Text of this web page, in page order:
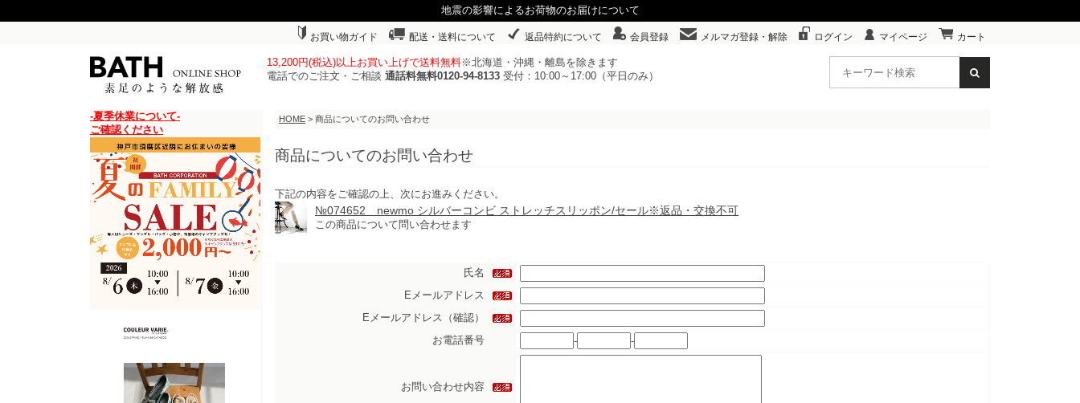
地震の影響によるお荷物のお届けについて
お買い物ガイド 配送・送料について 返品特約について 会員登録 メルマガ登録・解除 ログイン マイページ カート
13,200円(税込)以上お買い上げで送料無料※北海道・沖縄・離島を除きます
電話でのご注文・ご相談 通話料無料0120-94-8133 受付：10:00～17:00（平日のみ）
-夏季休業について-
ご確認ください
HOME > 商品についてのお問い合わせ
商品についてのお問い合わせ
下記の内容をご確認の上、次にお進みください。
№074652 newmo シルバーコンビ ストレッチスリッポン/セール※返品・交換不可
この商品について問い合わせます
氏名
Eメールアドレス
Eメールアドレス（確認）
お電話番号
- -
お問い合わせ内容